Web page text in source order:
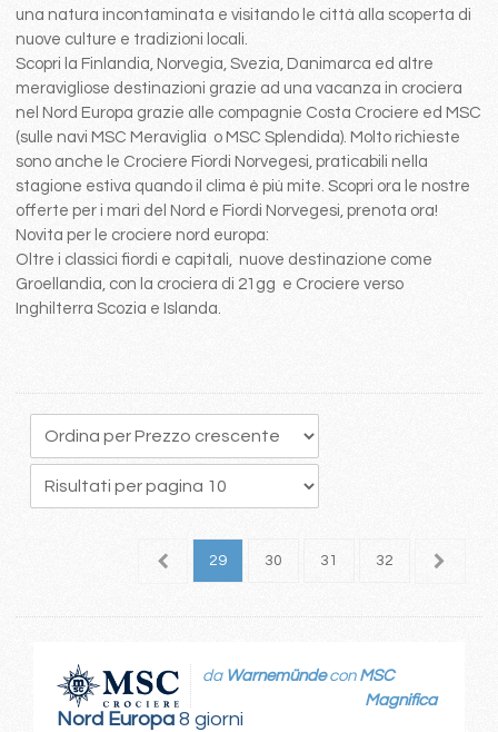
una natura incontaminata e visitando le città alla scoperta di
nuove culture e tradizioni locali.
Scopri la Finlandia, Norvegia, Svezia, Danimarca ed altre
meravigliose destinazioni grazie ad una vacanza in crociera
nel Nord Europa grazie alle compagnie Costa Crociere ed MSC
(sulle navi MSC Meraviglia o MSC Splendida). Molto richieste
sono anche le Crociere Fiordi Norvegesi, praticabili nella
stagione estiva quando il clima è più mite. Scopri ora le nostre
offerte per i mari del Nord e Fiordi Norvegesi, prenota ora!
Novita per le crociere nord europa:
Oltre i classici fiordi e capitali, nuove destinazione come
Groellandia, con la crociera di 21gg e Crociere verso
Inghilterra Scozia e Islanda.
28 29 30 31 32 33
Nord Europa8 giorni
da Warnemündecon MSC
Magnifica